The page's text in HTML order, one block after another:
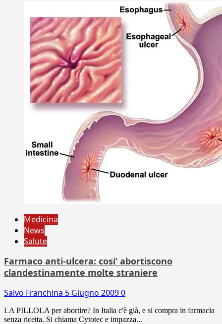
Medicina
News
Salute
Farmaco anti-ulcera: cosi’ abortiscono
clandestinamente molte straniere
Salvo Franchina 5 Giugno 20090
LA PILLOLA per abortire? In Italia c'è già, e si compra in farmacia
senza ricetta. Si chiama Cytotec e impazza...